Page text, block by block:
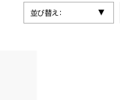
並び替え: